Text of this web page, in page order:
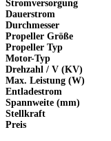
Stromversorgung
Dauerstrom
Durchmesser
Propeller Größe
Propeller Typ
Motor-Typ
Drehzahl / V (KV)
Max. Leistung (W)
Entladestrom
Spannweite (mm)
Stellkraft
Preis